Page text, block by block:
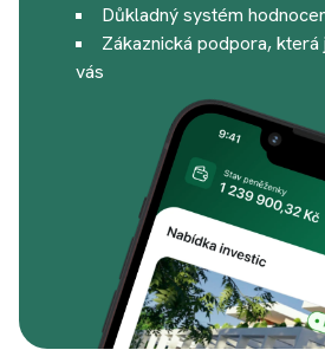
Důkladný systém
Zákaznická podpora,
vás